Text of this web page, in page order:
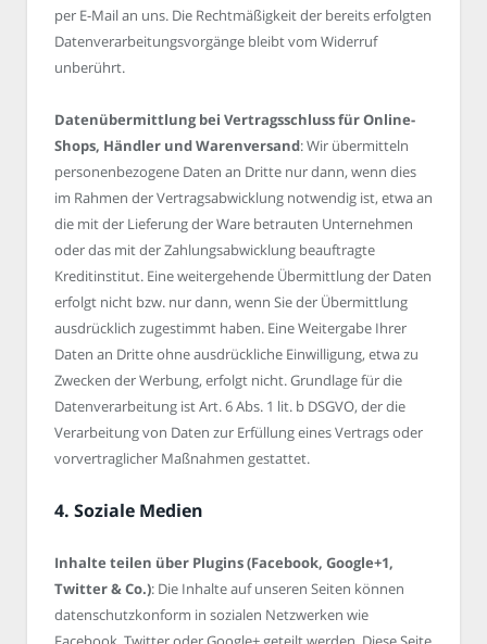
per E-Mail an uns. Die Rechtmäßigkeit der bereits erfolgten
Datenverarbeitungsvorgänge bleibt vom Widerruf
unberührt.
Datenübermittlung bei Vertragsschluss für Online-
Shops, Händler und Warenversand: Wir übermitteln
personenbezogene Daten an Dritte nur dann, wenn dies
im Rahmen der Vertragsabwicklung notwendig ist, etwa an
die mit der Lieferung der Ware betrauten Unternehmen
oder das mit der Zahlungsabwicklung beauftragte
Kreditinstitut. Eine weitergehende Übermittlung der Daten
erfolgt nicht bzw. nur dann, wenn Sie der Übermittlung
ausdrücklich zugestimmt haben. Eine Weitergabe Ihrer
Daten an Dritte ohne ausdrückliche Einwilligung, etwa zu
Zwecken der Werbung, erfolgt nicht. Grundlage für die
Datenverarbeitung ist Art. 6 Abs. 1 lit. b DSGVO, der die
Verarbeitung von Daten zur Erfüllung eines Vertrags oder
vorvertraglicher Maßnahmen gestattet.
4. Soziale Medien
Inhalte teilen über Plugins (Facebook, Google+1,
Twitter & Co.): Die Inhalte auf unseren Seiten können
datenschutzkonform in sozialen Netzwerken wie